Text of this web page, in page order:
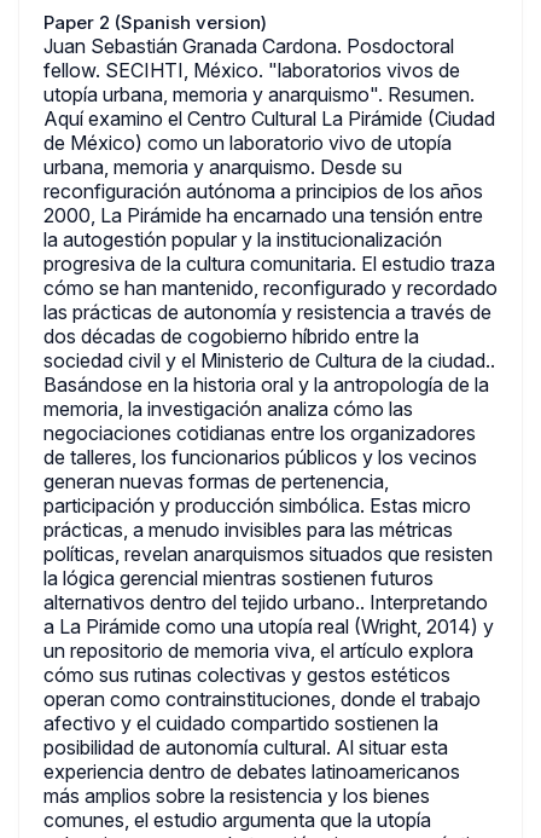
Paper 2 (Spanish version)
Juan Sebastián Granada Cardona. Posdoctoral
fellow. SECIHTI, México. "laboratorios vivos de
utopía urbana, memoria y anarquismo". Resumen.
Aquí examino el Centro Cultural La Pirámide (Ciudad
de México) como un laboratorio vivo de utopía
urbana, memoria y anarquismo. Desde su
reconfiguración autónoma a principios de los años
2000, La Pirámide ha encarnado una tensión entre
la autogestión popular y la institucionalización
progresiva de la cultura comunitaria. El estudio traza
cómo se han mantenido, reconfigurado y recordado
las prácticas de autonomía y resistencia a través de
dos décadas de cogobierno híbrido entre la
sociedad civil y el Ministerio de Cultura de la ciudad..
Basándose en la historia oral y la antropología de la
memoria, la investigación analiza cómo las
negociaciones cotidianas entre los organizadores
de talleres, los funcionarios públicos y los vecinos
generan nuevas formas de pertenencia,
participación y producción simbólica. Estas micro
prácticas, a menudo invisibles para las métricas
políticas, revelan anarquismos situados que resisten
la lógica gerencial mientras sostienen futuros
alternativos dentro del tejido urbano.. Interpretando
a La Pirámide como una utopía real (Wright, 2014) y
un repositorio de memoria viva, el artículo explora
cómo sus rutinas colectivas y gestos estéticos
operan como contrainstituciones, donde el trabajo
afectivo y el cuidado compartido sostienen la
posibilidad de autonomía cultural. Al situar esta
experiencia dentro de debates latinoamericanos
más amplios sobre la resistencia y los bienes
comunes, el estudio argumenta que la utopía